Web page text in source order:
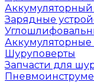
Аккумуляторный
Зарядные
Аккумуляторные
Шуруповерты
Запчасти для